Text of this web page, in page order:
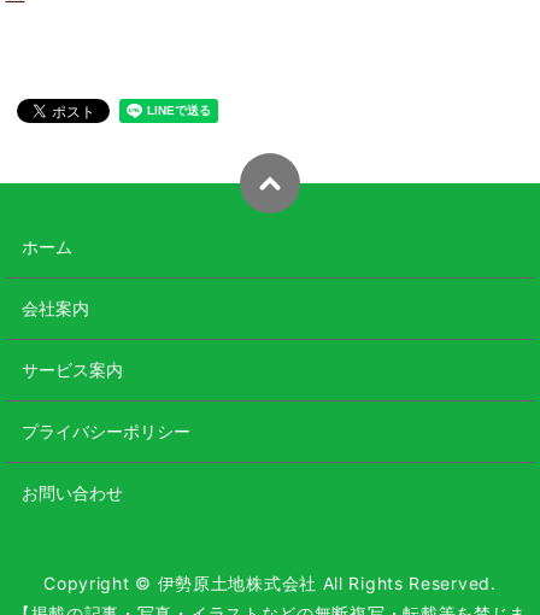
ホーム
会社案内
サービス案内
プライバシーポリシー
お問い合わせ
Copyright © 伊勢原土地株式会社 All Rights Reserved.